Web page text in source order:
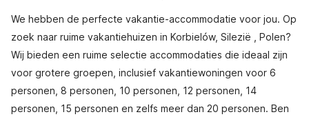
We hebben de perfecte vakantie-accommodatie voor jou. Op
zoek naar ruime vakantiehuizen in Korbielów, Silezië , Polen?
Wij bieden een ruime selectie accommodaties die ideaal zijn
voor grotere groepen, inclusief vakantiewoningen voor 6
personen, 8 personen, 10 personen, 12 personen, 14
personen, 15 personen en zelfs meer dan 20 personen. Ben